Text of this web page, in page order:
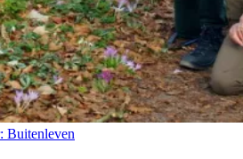
Buitenleven